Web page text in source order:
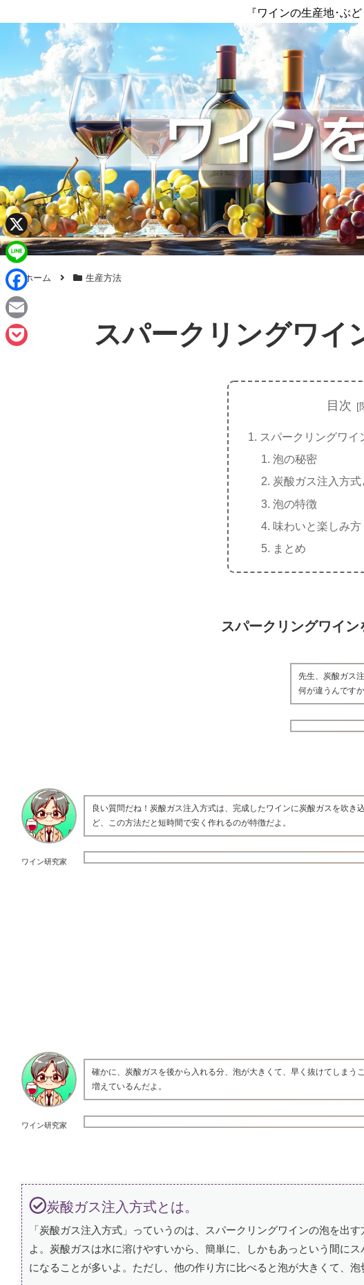
『ワインの生産地･ぶ
ホーム 生産方法
スパークリングワイ
目次
スパークリングワイ
泡の秘密
炭酸ガス注入方式
泡の特徴
味わいと楽しみ方
まとめ
スパークリングワイ
先生、炭酸ガス
何が違うんです
ワイン研究家
良い質問だね！炭酸ガス注入方式は、完成したワインに炭酸ガスを吹
ど、この方法だと短時間で安く作れるのが特徴だよ。
ワイン研究家
確かに、炭酸ガスを後から入れる分、泡が大きくて、早く抜けてしま
増えているんだよ。
炭酸ガス注入方式とは。
「炭酸ガス注入方式」っていうのは、スパークリングワインの泡を出
よ。炭酸ガスは水に溶けやすいから、簡単に、しかもあっという間に
になることが多いよ。ただし、他の作り方に比べると泡が大きくて、泡
X
L
n
e
F
a
c
E